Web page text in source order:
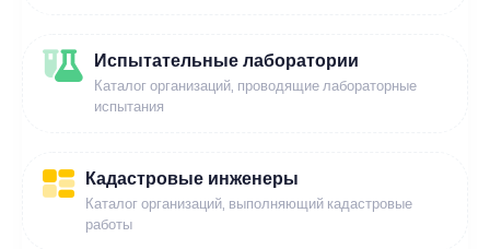
Испытательные лаборатории
Каталог организаций, проводящие лабораторные
испытания
Кадастровые инженеры
Каталог организаций, выполняющий кадастровые
работы